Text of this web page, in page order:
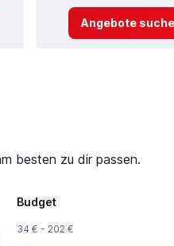
Angebote
besten zu dir passen.
Budget
34 € - 202 €